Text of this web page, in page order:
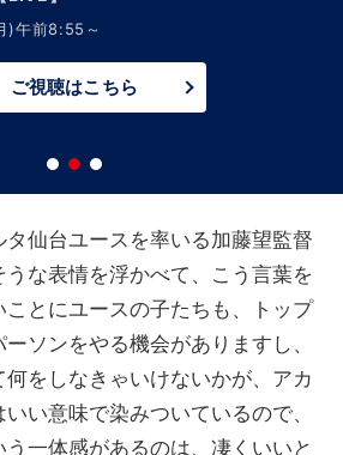
校年代情報をお届け！見ればアナタもサッカ
ご視聴はこちら
仙台ユースを率いる加藤望監督
な表情を浮かべて、こう言葉を
とにユースの子たちも、トップ
ソンをやる機会がありますし、
をしなきゃいけないかが、アカ
い意味で染みついているので、
一体感があるのは、凄くいいと